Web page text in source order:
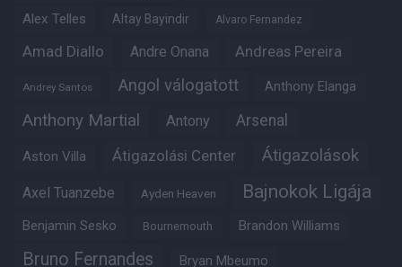
Alex Telles Altay Bayindir Alvaro Fernandez
Amad Diallo Andre Onana Andreas Pereira
Andrey Santos Angol válogatott Anthony Elanga
Anthony Martial Antony Arsenal
Aston Villa Átigazolási Center Átigazolások
Axel Tuanzebe Ayden Heaven Bajnokok Ligája
Benjamin Sesko Bournemouth Brandon Williams
Bruno Fernandes Bryan Mbeumo